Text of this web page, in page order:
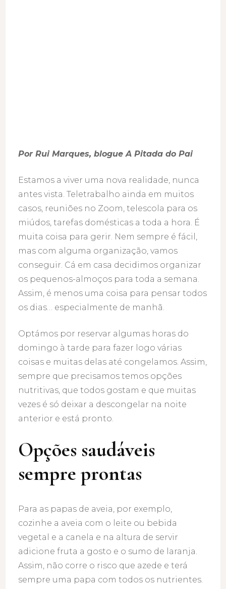
Por Rui Marques, blogue A Pitada do Pai
Estamos a viver uma nova realidade, nunca
antes vista. Teletrabalho ainda em muitos
casos, reuniões no Zoom, telescola para os
miúdos, tarefas domésticas a toda a hora. É
muita coisa para gerir. Nem sempre é fácil,
mas com alguma organização, vamos
conseguir. Cá em casa decidimos organizar
os pequenos-almoços para toda a semana.
Assim, é menos uma coisa para pensar todos
os dias… especialmente de manhã.
Optámos por reservar algumas horas do
domingo à tarde para fazer logo várias
coisas e muitas delas até congelamos. Assim,
sempre que precisamos temos opções
nutritivas, que todos gostam e que muitas
vezes é só deixar a descongelar na noite
anterior e está pronto.
Opções saudáveis
sempre prontas
Para as papas de aveia, por exemplo,
cozinhe a aveia com o leite ou bebida
vegetal e a canela e na altura de servir
adicione fruta a gosto e o sumo de laranja.
Assim, não corre o risco que azede e terá
sempre uma papa com todos os nutrientes.